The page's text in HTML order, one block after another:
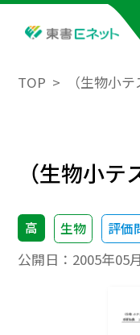
TOP （生物小
（生物小テ
高 生物 評価
公開日： 2005年05